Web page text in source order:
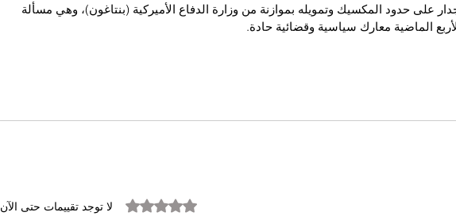
على حدود المكسيك وتمويله بموازنة من وزارة الدفاع الأميركية (بنتاغون)، وهي مسألة
الماضية معارك سياسية وقضائية حادة.
تم التقييم بـ 0 من أصل 5 نجوم. لا توجد تقييمات حتى الآن